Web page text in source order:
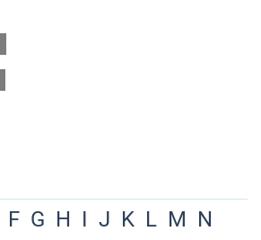
F G H I J K L M N